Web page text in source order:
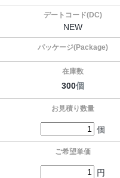
NEW
300個
個
円